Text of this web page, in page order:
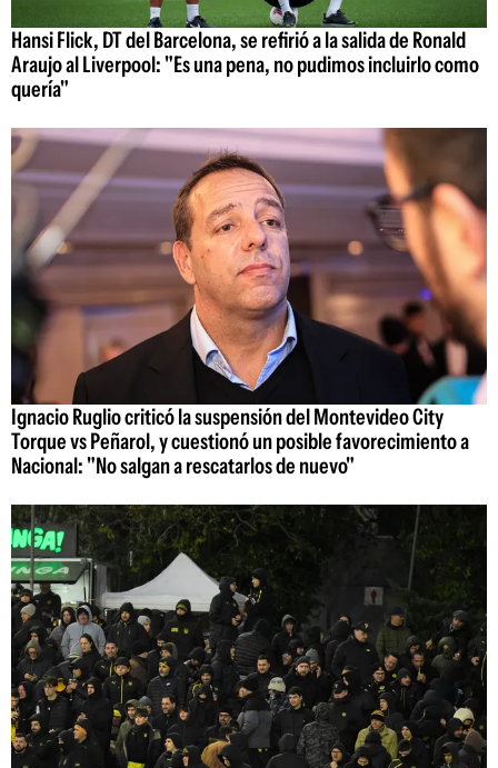
Hansi Flick, DT del Barcelona, se refirió a la salida de Ronald
Araujo al Liverpool: "Es una pena, no pudimos incluirlo como
quería"
Ignacio Ruglio criticó la suspensión del Montevideo City
Torque vs Peñarol, y cuestionó un posible favorecimiento a
Nacional: "No salgan a rescatarlos de nuevo"